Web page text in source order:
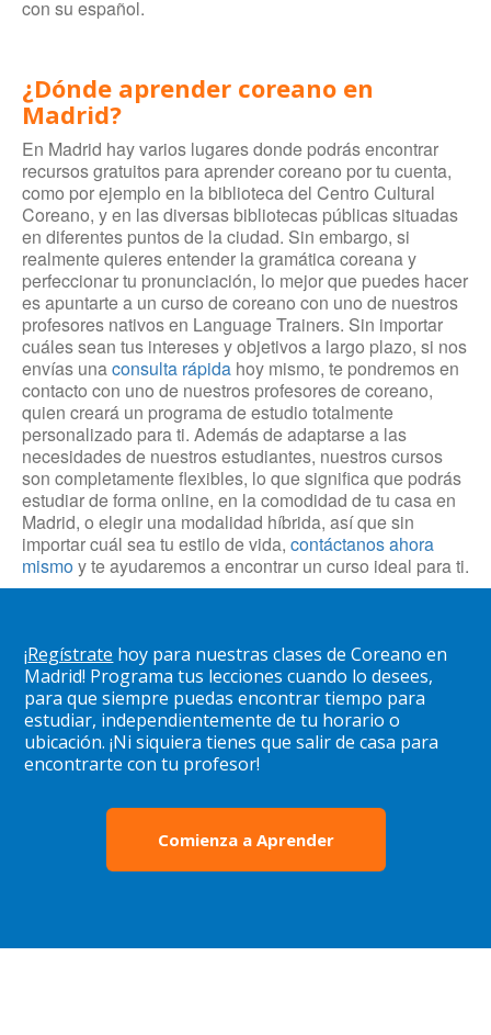
con su español.
¿Dónde aprender coreano en
Madrid?
En Madrid hay varios lugares donde podrás encontrar
recursos gratuitos para aprender coreano por tu cuenta,
como por ejemplo en la biblioteca del Centro Cultural
Coreano, y en las diversas bibliotecas públicas situadas
en diferentes puntos de la ciudad. Sin embargo, si
realmente quieres entender la gramática coreana y
perfeccionar tu pronunciación, lo mejor que puedes hacer
es apuntarte a un curso de coreano con uno de nuestros
profesores nativos en Language Trainers. Sin importar
cuáles sean tus intereses y objetivos a largo plazo, si nos
envías unaconsulta rápida hoy mismo, te pondremos en
contacto con uno de nuestros profesores de coreano,
quien creará un programa de estudio totalmente
personalizado para ti. Además de adaptarse a las
necesidades de nuestros estudiantes, nuestros cursos
son completamente flexibles, lo que significa que podrás
estudiar de forma online, en la comodidad de tu casa en
Madrid, o elegir una modalidad híbrida, así que sin
importar cuál sea tu estilo de vida, contáctanos ahora
mismoy te ayudaremos a encontrar un curso ideal para ti.
¡Regístrate hoy para nuestras clases de Coreano en
Madrid! Programa tus lecciones cuando lo desees,
para que siempre puedas encontrar tiempo para
estudiar, independientemente de tu horario o
ubicación. ¡Ni siquiera tienes que salir de casa para
encontrarte con tu profesor!
Comienza a Aprender